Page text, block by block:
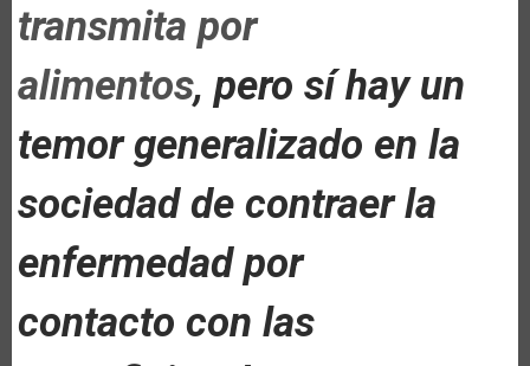
transmita por
alimentos, pero sí hay un
temor generalizado en la
sociedad de contraer la
enfermedad por
contacto con las